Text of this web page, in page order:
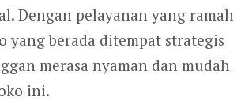
Dengan pelayanan yang ramah
yang berada ditempat strategis
merasa nyaman dan mudah
ini.